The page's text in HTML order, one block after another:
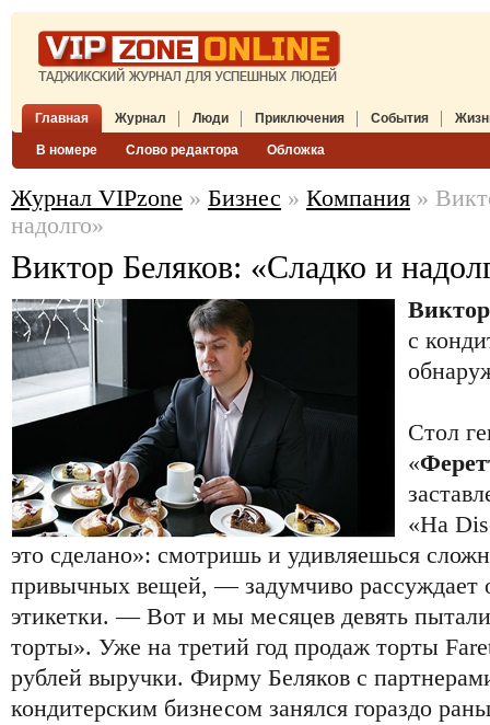
Главная Журнал
В номере Слово редактора Обложка
Люди Приключения События
Журнал VIPzone » Бизнес » Компания »
надолго»
Виктор Беляков: «Сладко и
с
Стол
«
«На
это сделано»: смотришь и удивляешься
привычных вещей, — задумчиво рассуждает
этикетки. — Вот и мы месяцев девять
торты». Уже на третий год продаж торты
рублей выручки. Фирму Беляков с
кондитерским бизнесом занялся гораздо